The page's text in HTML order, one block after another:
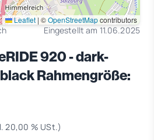
Leaflet | ©OpenStreetMapcontributors
Eingestellt am 11.06.2025
920 - dark-
Rahmengröße:
20,00 % USt.)